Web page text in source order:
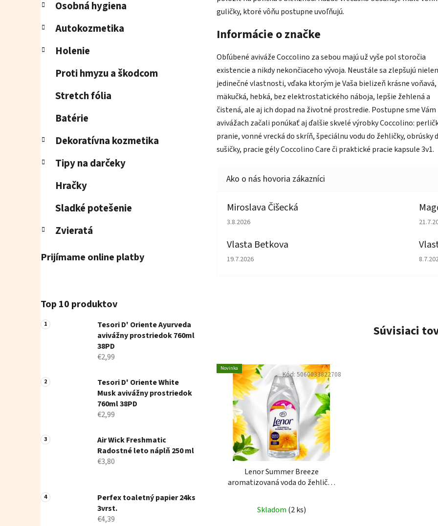
Osobná hygiena
Autokozmetika
Holenie
Proti hmyzu a škodcom
Stretch fólia
Batérie
Dekoratívna kozmetika
Tipy na darčeky
Hračky
Sladké potešenie
Zvieratá
Prijímame online platby
Top 10 produktov
Tesori D' Oriente Ayurveda
avivážny prostriedok 760ml
38PD
€2,99
Tesori D' Oriente White
Musk avivážny prostriedok
760ml 38PD
€2,99
Air Wick Freshmatic
Radostné leto náplň 250 ml
€3,80
Perfex toaletný papier 24ks
3vrst.
€4,39
guličky, ktoré vôňu postupne uvoľňujú.
Informácie o značke
Obľúbené aviváže Coccolino za sebou majú už vyše pol storočia
existencie a nikdy nekončiaceho vývoja. Neustále sa zlepšujú
jedinečné vlastnosti, vďaka ktorým je Vaša bielizeň krásne voňavá,
mäkučká, hebká, bez elektrostatického náboja, lepšie žehlená a
čistená, ale aj ich dopad na životné prostredie. Postupne sme
avivážach začali ponúkať aj ďalšie skvelé výrobky Coccolino:
pranie, vonné vrecká do skríň, špeciálnu vodu do žehličky, obrúsky
sušičky, pracie gély Coccolino Care či praktické pracie kapsule 3v1.
Miroslava Čišecká
Hodnotenie obchodu je 1 z 5 hviezdičiek.
3.8.2026
Vlasta Betkova
Hodnotenie obchodu je 5 z 5 hviezdičiek.
19.7.2026
Súvisiaci
Novinka
Lenor Summer Breeze
aromatizovaná voda do žehličky
Skladom (2 ks)
Kód: 5060033822708